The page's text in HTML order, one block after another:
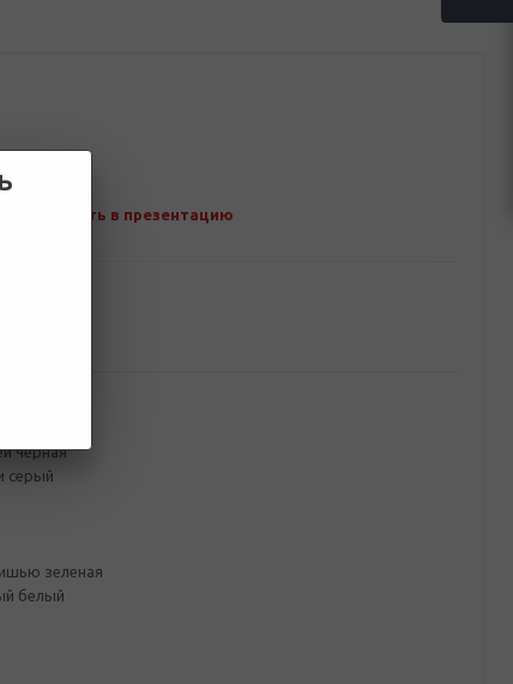
Добавить в презентацию
черная
серый
зеленая
белый